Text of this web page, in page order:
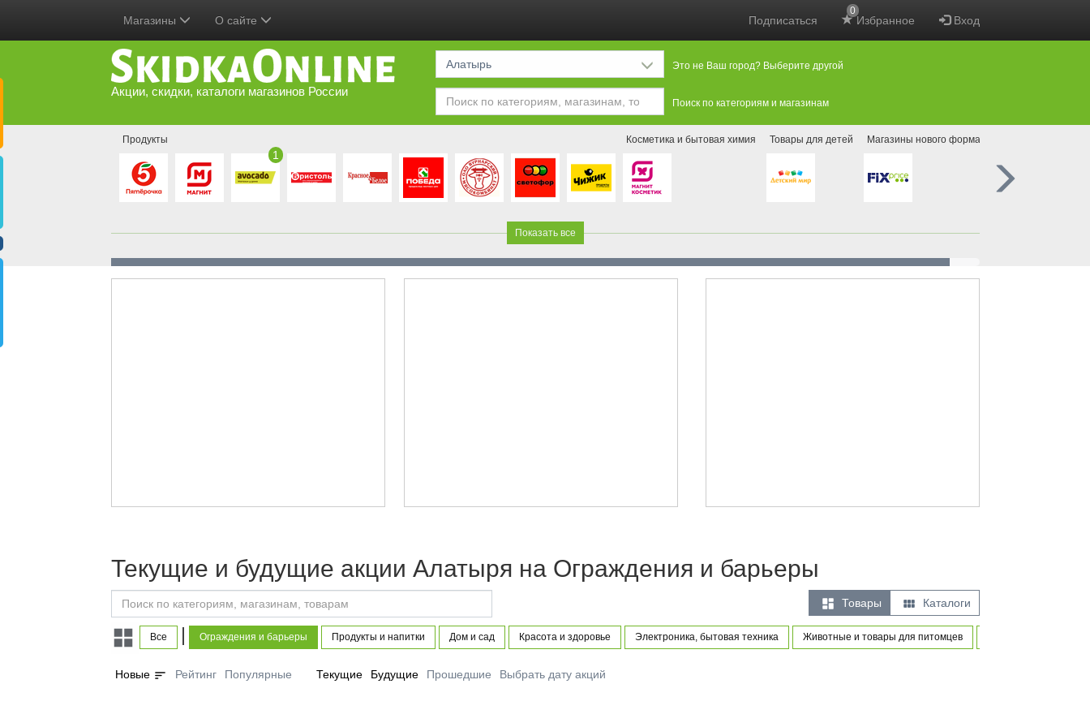
Подписаться Избранное
0
Вход
Магазины О сайте
Акции, скидки, каталоги магазинов России
Алатырь Это не Ваш город? Выберите другой
Поиск по категориям и магазинам
Продукты
1
Косметика и бытовая химия Товары для детей Магазины нового формата
Показать все
Текущие и будущие акции Алатыря на Ограждения и барьеры
 Товары  Каталоги
Все | Ограждения и барьеры Продукты и напитки Дом и сад Красота и здоровье Электроника, бытовая техника Животные и товары для питомцев
Новые sort Рейтинг Популярные Текущие Будущие Прошедшие Выбрать дату акций